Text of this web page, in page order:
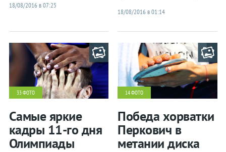
18/08/2016 в 07:25
18/08/2016 в 01:14
33 ФОТО
Самые яркие
кадры 11-го дня
Олимпиады
14 ФОТО
Победа хорватки
Перкович в
метании диска